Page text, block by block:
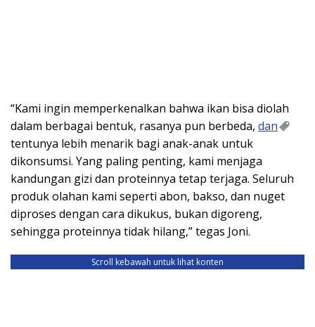
“Kami ingin memperkenalkan bahwa ikan bisa diolah
dalam berbagai bentuk, rasanya pun berbeda, dan
tentunya lebih menarik bagi anak-anak untuk
dikonsumsi. Yang paling penting, kami menjaga
kandungan gizi dan proteinnya tetap terjaga. Seluruh
produk olahan kami seperti abon, bakso, dan nuget
diproses dengan cara dikukus, bukan digoreng,
sehingga proteinnya tidak hilang,” tegas Joni.
Scroll kebawah untuk lihat konten